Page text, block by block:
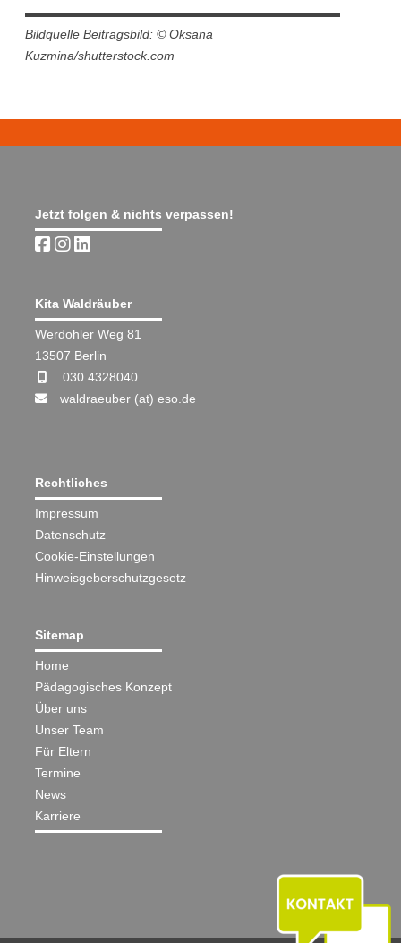
Bildquelle Beitragsbild: © Oksana
Kuzmina/shutterstock.com
Jetzt folgen & nichts verpassen!
Kita Waldräuber
Werdohler Weg 81
13507 Berlin
030 4328040
waldraeuber (at) eso.de
Rechtliches
Impressum
Datenschutz
Cookie-Einstellungen
Hinweisgeberschutzgesetz
Sitemap
Home
Pädagogisches Konzept
Über uns
Unser Team
Für Eltern
Termine
News
Karriere